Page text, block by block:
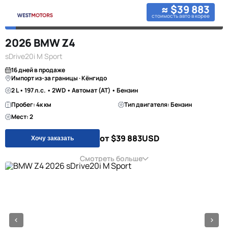
≈ $39 883
стоимость авто в корее
2026 BMW Z4
sDrive20i M Sport
16 дней в продаже
Импорт из-за границы · Кёнгидо
2 L • 197 л.с. • 2WD • Автомат (AT) • Бензин
Пробег: 4к км
Тип двигателя: Бензин
Мест: 2
Хочу заказать от $39 883USD
Смотреть больше